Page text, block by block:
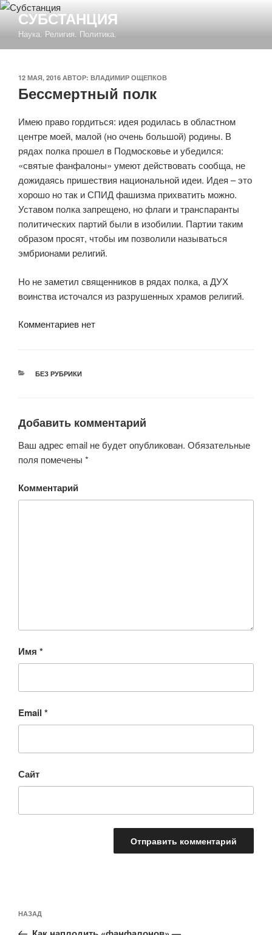
Перейти
содержимому
СУБСТАНЦИЯ
Наука. Религия. Политика.
ОПУБЛИКОВАНО
12 МАЯ, 2016 АВТОР: ВЛАДИМИР ОЩЕПКОВ
Бессмертный полк
Имею право гордиться: идея родилась в областном
центре моей, малой (но очень большой) родины. В
рядах полка прошел в Подмосковье и убедился:
«святые фанфалоны» умеют действовать сообща, не
дожидаясь пришествия национальной идеи. Идея – это
хорошо но так и СПИД фашизма прихватить можно.
Уставом полка запрещено, но флаги и транспаранты
политических партий были в изобилии. Партии таким
образом просят, чтобы им позволили называться
эмбрионами религий.
Но не заметил священников в рядах полка, а ДУХ
воинства источался из разрушенных храмов религий.
Комментариев нет
РУБРИКИ
БЕЗ РУБРИКИ
Добавить комментарий
Ваш адрес email не будет опубликован. Обязательные
поля помечены *
Комментарий
Имя *
Email *
Сайт
по
Предыдущая
запись:
НАЗАД